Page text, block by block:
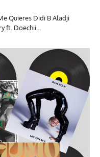
Quieres Didi B Aladji
ft. Doechii…